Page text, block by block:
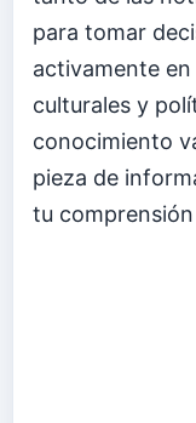
para tomar
activamente en
culturales y
conocimiento
pieza de
tu